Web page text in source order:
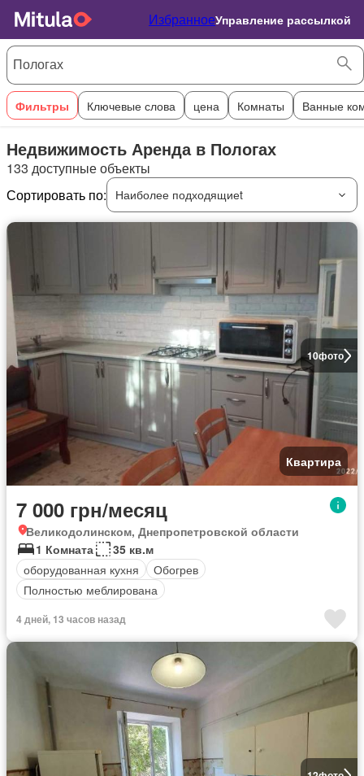
ИзбранноеУправление рассылкой
Фильтры Ключевые слова цена Комнаты Ванные
Недвижимость Аренда в Пологах
133 доступные объекты
Сортировать по:
Наиболее подходящиеt
10фото
Квартира
7 000 грн/месяц
Великодолинском, Днепропетровской области
1 Комната
35 кв.м
оборудованная кухня
Обогрев
Полностью меблирована
4 дней, 13 часов назад